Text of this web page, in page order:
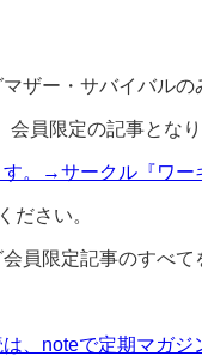
ザー・サバイバルの
員限定の記事となり
。→サークル『ワー
ださい。
員限定記事のすべて
、noteで定期マガジ